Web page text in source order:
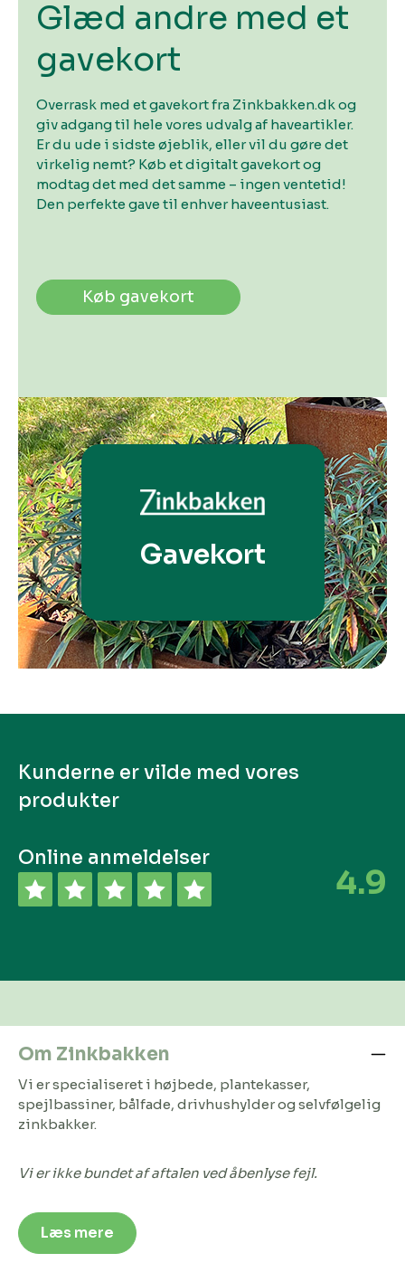
Glæd andre med et
gavekort
Overrask med et gavekort fra Zinkbakken.dk og
giv adgang til hele vores udvalg af haveartikler.
Er du ude i sidste øjeblik, eller vil du gøre det
virkelig nemt? Køb et digitalt gavekort og
modtag det med det samme – ingen ventetid!
Den perfekte gave til enhver haveentusiast.
Køb gavekort
Gavekort
Kunderne er vilde med vores
produkter
Online anmeldelser
4.9
Om Zinkbakken
Vi er specialiseret i højbede, plantekasser,
spejlbassiner, bålfade, drivhushylder og selvfølgelig
zinkbakker.
Vi er ikke bundet af aftalen ved åbenlyse fejl.
Læs mere